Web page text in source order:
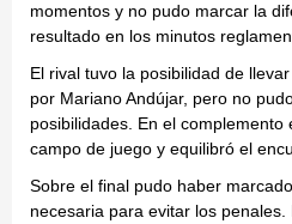
momentos y no pudo marcar la
resultado en los minutos
El rival tuvo la posibilidad de
por Mariano Andújar, pero no
posibilidades. En el
campo de juego y equilibró el
Sobre el final pudo haber
necesaria para evitar los penales.